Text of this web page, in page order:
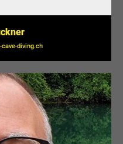
diving.ch